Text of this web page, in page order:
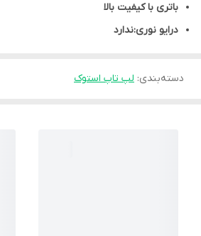
باتری با کیفیت بالا
درایو نوری:ندارد
دسته‌بندی: لپ تاپ استوک